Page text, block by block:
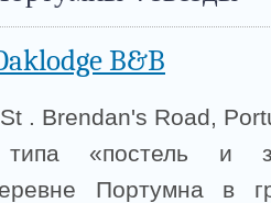
B&B
St . Brendan's Road,
«постель и
Портумна в